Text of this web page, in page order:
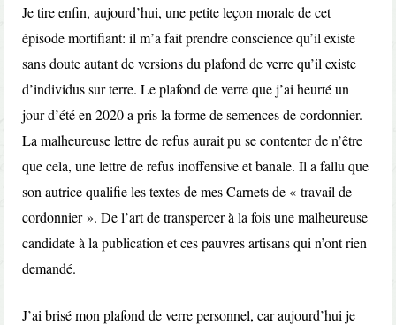
Je tire enfin, aujourd’hui, une petite leçon morale de cet
épisode mortifiant: il m’a fait prendre conscience qu’il existe
sans doute autant de versions du plafond de verre qu’il existe
d’individus sur terre. Le plafond de verre que j’ai heurté un
jour d’été en 2020 a pris la forme de semences de cordonnier.
La malheureuse lettre de refus aurait pu se contenter de n’être
que cela, une lettre de refus inoffensive et banale. Il a fallu que
son autrice qualifie les textes de mes Carnets de « travail de
cordonnier ». De l’art de transpercer à la fois une malheureuse
candidate à la publication et ces pauvres artisans qui n’ont rien
demandé.
J’ai brisé mon plafond de verre personnel, car aujourd’hui je